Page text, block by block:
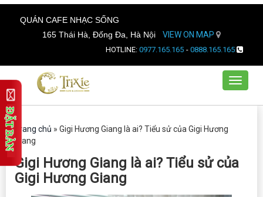
QUÁN CAFE NHẠC SỐNG
165 Thái Hà, Đống Đa, Hà Nội
VIEW ON MAP
HOTLINE: 0977.165.165 - 0888.165.165
Toggle
Trang chủ » Gigi Hương Giang là ai? Tiểu sử của Gigi Hương
Giang
Gigi Hương Giang là ai? Tiểu sử của
Gigi Hương Giang